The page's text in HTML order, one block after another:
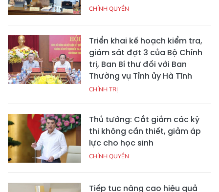
CHÍNH QUYỀN
Triển khai kế hoạch kiểm tra,
giám sát đợt 3 của Bộ Chính
trị, Ban Bí thư đối với Ban
Thường vụ Tỉnh ủy Hà Tĩnh
CHÍNH TRỊ
Thủ tướng: Cắt giảm các kỳ
thi không cần thiết, giảm áp
lực cho học sinh
CHÍNH QUYỀN
Tiếp tục nâng cao hiệu quả